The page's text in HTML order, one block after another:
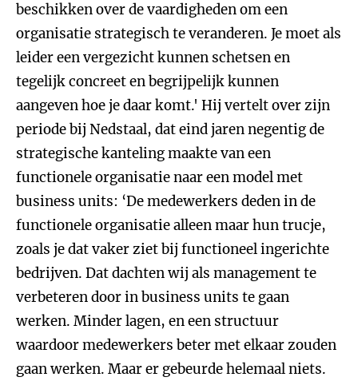
beschikken over de vaardigheden om een
organisatie strategisch te veranderen. Je moet als
leider een vergezicht kunnen schetsen en
tegelijk concreet en begrijpelijk kunnen
aangeven hoe je daar komt.' Hij vertelt over zijn
periode bij Nedstaal, dat eind jaren negentig de
strategische kanteling maakte van een
functionele organisatie naar een model met
business units: ‘De medewerkers deden in de
functionele organisatie alleen maar hun trucje,
zoals je dat vaker ziet bij functioneel ingerichte
bedrijven. Dat dachten wij als management te
verbeteren door in business units te gaan
werken. Minder lagen, en een structuur
waardoor medewerkers beter met elkaar zouden
gaan werken. Maar er gebeurde helemaal niets.